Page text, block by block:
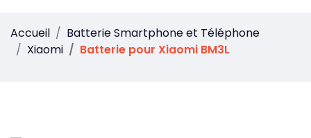
Accueil
Batterie Smartphone et Téléphone
Xiaomi
Batterie pour Xiaomi BM3L